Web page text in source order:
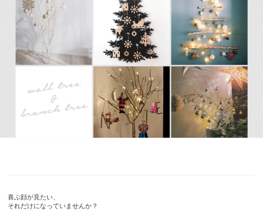
喜ぶ顔が見たい、
それだけになっていませんか？